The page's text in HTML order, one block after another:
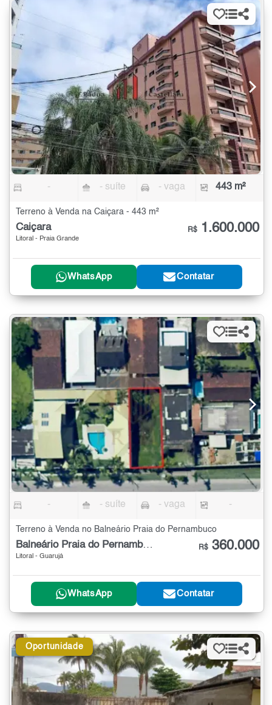
- - suíte - vaga 443 m²
Terreno à Venda na Caiçara - 443 m²
Caiçara
Litoral - Praia Grande
R$ 1.600.000
WhatsApp Contatar
- - suíte - vaga -
Terreno à Venda no Balneário Praia do Pernambuco
Balneário Praia do Pernambuco
Litoral - Guarujá
R$ 360.000
WhatsApp Contatar
Oportunidade